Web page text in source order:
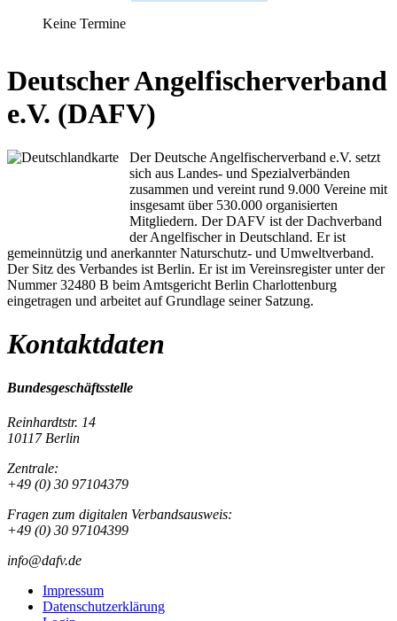
Keine Termine
Deutscher Angelfischerverband
e.V. (DAFV)
Der Deutsche Angelfischerverband e.V. setzt
sich aus Landes- und Spezialverbänden
zusammen und vereint rund 9.000 Vereine mit
insgesamt über 530.000 organisierten
Mitgliedern. Der DAFV ist der Dachverband
der Angelfischer in Deutschland. Er ist
gemeinnützig und anerkannter Naturschutz- und Umweltverband.
Der Sitz des Verbandes ist Berlin. Er ist im Vereinsregister unter der
Nummer 32480 B beim Amtsgericht Berlin Charlottenburg
eingetragen und arbeitet auf Grundlage seiner Satzung.
Kontaktdaten
Bundesgeschäftsstelle
Reinhardtstr. 14
10117 Berlin
Zentrale:
+49 (0) 30 97104379
Fragen zum digitalen Verbandsausweis:
+49 (0) 30 97104399
info@dafv.de
Impressum
Datenschutzerklärung